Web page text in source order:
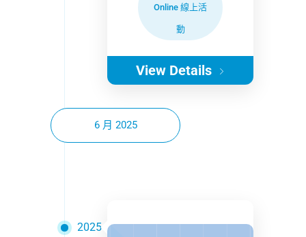
Online 線上活
動
View Details
6 月 2025
2025